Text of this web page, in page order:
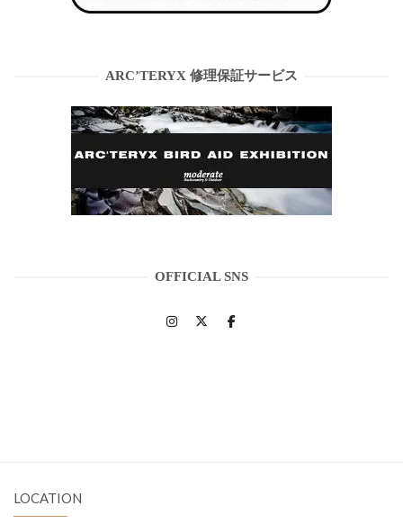
ARC’TERYX 修理保証サービス
OFFICIAL SNS
LOCATION